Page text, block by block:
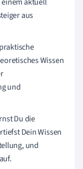
aus
Wissen
und
Du die
Dein Wissen
und